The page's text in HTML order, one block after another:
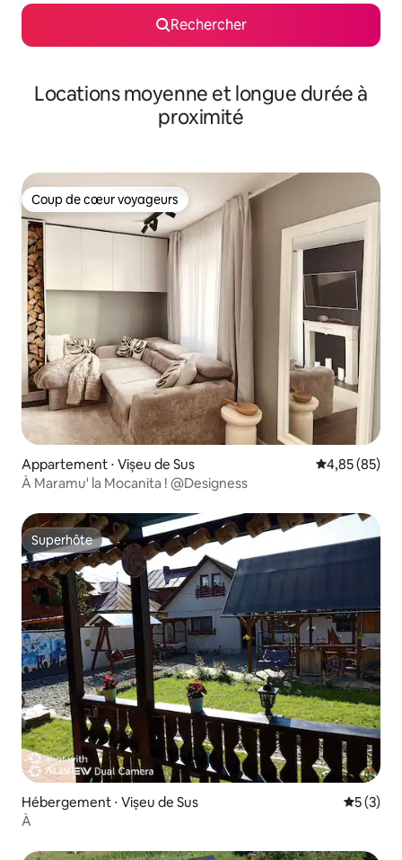
Rechercher
Locations moyenne et longue durée à
proximité
Coup de cœur voyageurs
Coup de cœur voyageurs
Appartement ⋅ Vișeu de Sus Évaluation
4,85 (85)
À Maramu' la Mocanita ! @Designess
Superhôte
Superhôte
Hébergement ⋅ Vișeu de Sus
5 (3)
À